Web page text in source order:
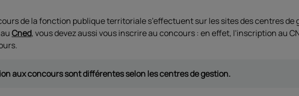
de la fonction publique territoriale s’effectuent sur les sites des centres de
Cned, vous devez aussi vous inscrire au concours : en effet, l'inscription au
aux concours sont différentes selon les centres de gestion.